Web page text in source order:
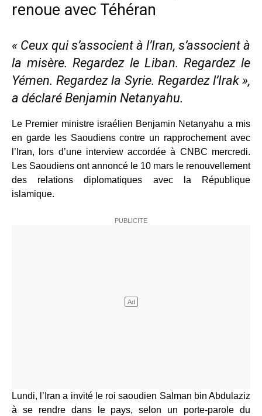
renoue avec Téhéran
« Ceux qui s’associent à l’Iran, s’associent à
la misère. Regardez le Liban. Regardez le
Yémen. Regardez la Syrie. Regardez l’Irak »,
a déclaré Benjamin Netanyahu.
Le Premier ministre israélien Benjamin Netanyahu a mis
en garde les Saoudiens contre un rapprochement avec
l’Iran, lors d’une interview accordée à CNBC mercredi.
Les Saoudiens ont annoncé le 10 mars le renouvellement
des relations diplomatiques avec la République
islamique.
Lundi, l’Iran a invité le roi saoudien Salman bin Abdulaziz
à se rendre dans le pays, selon un porte-parole du